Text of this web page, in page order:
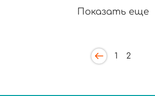
Показать еще
1 2